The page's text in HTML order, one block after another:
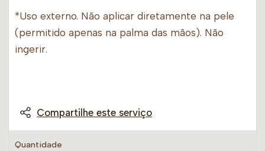
*Uso externo. Não aplicar diretamente na pele
(permitido apenas na palma das mãos). Não
ingerir.
Compartilhe este serviço
Quantidade